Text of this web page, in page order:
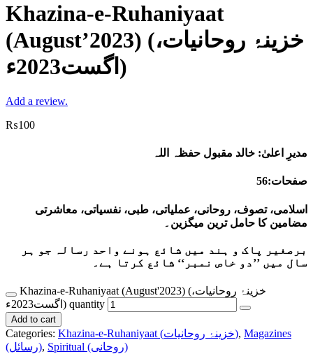
Khazina-e-Ruhaniyaat
(August’2023) (خزینۂ روحانیات،
اگست2023ء)
Add a review.
₨100
مدیرِ اعلیٰ: خالد مقبول حفظہ اللہ
صفحات:56
اسلامی، تصوف، روحانی، عملیاتی، طبی، نفسیاتی، معاشرتی
مضامین کا حامل ترین میگزین۔
برصغیر پاک و ہند میں شائع ہونے واحد رسالہ جو ہر
سال میں ’’دو خاص نمبر‘‘ شائع کرتا ہے۔
Khazina-e-Ruhaniyaat (August'2023) (خزینۂ روحانیات،
اگست2023ء) quantity
Add to cart
Categories: Khazina-e-Ruhaniyaat (خزینۂ روحانیات), Magazines
(رسائل),
Spiritual (روحانی)